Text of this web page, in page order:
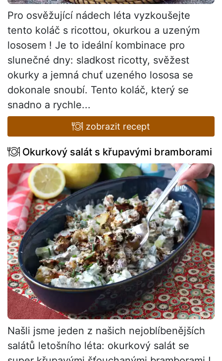
Pro osvěžující nádech léta vyzkoušejte
tento koláč s ricottou, okurkou a uzeným
lososem ! Je to ideální kombinace pro
slunečné dny: sladkost ricotty, svěžest
okurky a jemná chuť uzeného lososa se
dokonale snoubí. Tento koláč, který se
snadno a rychle...
zobrazit recept
Okurkový salát s křupavými bramborami
Našli jsme jeden z našich nejoblíbenějších
salátů letošního léta: okurkový salát se